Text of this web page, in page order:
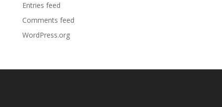
Entries feed
Comments feed
WordPress.org